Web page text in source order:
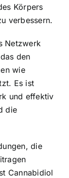
Körpers
verbessern.
Netzwerk
den
wie
Es ist
und effektiv
die
die
Cannabidiol